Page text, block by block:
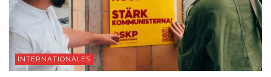
INTERNATIONALES